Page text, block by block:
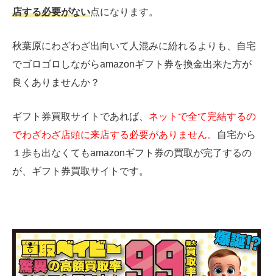
店する必要がない点になります。
秋葉原にわざわざ出向いて人混みに紛れるよりも、自宅
でゴロゴロしながらamazonギフト券を換金出来た方が
良くありませんか？
ギフト券買取サイトであれば、 ネットで全て完結するの
でわざわざ店頭に来店する必要がありません。
自宅から
１歩も出なくてもamazonギフト券の買取が完了するの
が、ギフト券買取サイトです。